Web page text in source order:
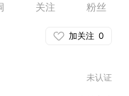
粉丝
关注
加关注 0
未认证